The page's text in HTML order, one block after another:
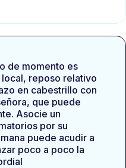
de momento es
reposo relativo
en cabestrillo con
que puede
Asocie un
por su
puede acudir a
poco a poco la